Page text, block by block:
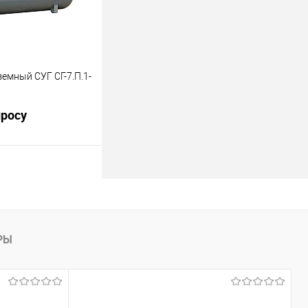
СУГ СГ-7.П.1-